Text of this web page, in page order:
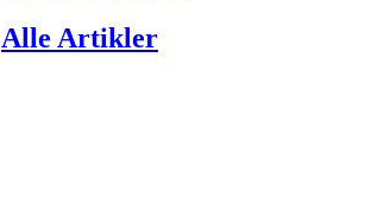
Alle Artikler